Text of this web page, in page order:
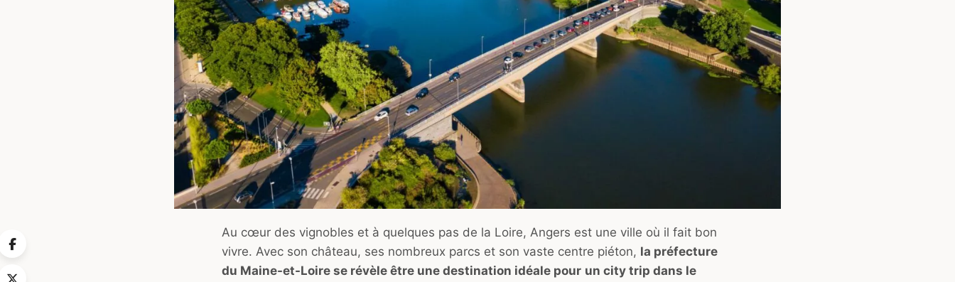
Au cœur des vignobles et à quelques pas de la Loire, Angers est une ville où il fait bon
vivre. Avec son château, ses nombreux parcs et son vaste centre piéton, la préfecture
du Maine-et-Loire se révèle être une destination idéale pour un city trip dans le